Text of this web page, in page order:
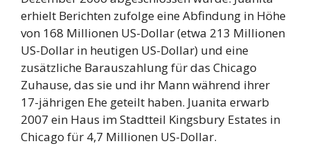
erhielt Berichten zufolge eine Abfindung in Höhe
von 168 Millionen US-Dollar (etwa 213 Millionen
US-Dollar in heutigen US-Dollar) und eine
zusätzliche Barauszahlung für das Chicago
Zuhause, das sie und ihr Mann während ihrer
17-jährigen Ehe geteilt haben. Juanita erwarb
2007 ein Haus im Stadtteil Kingsbury Estates in
Chicago für 4,7 Millionen US-Dollar.